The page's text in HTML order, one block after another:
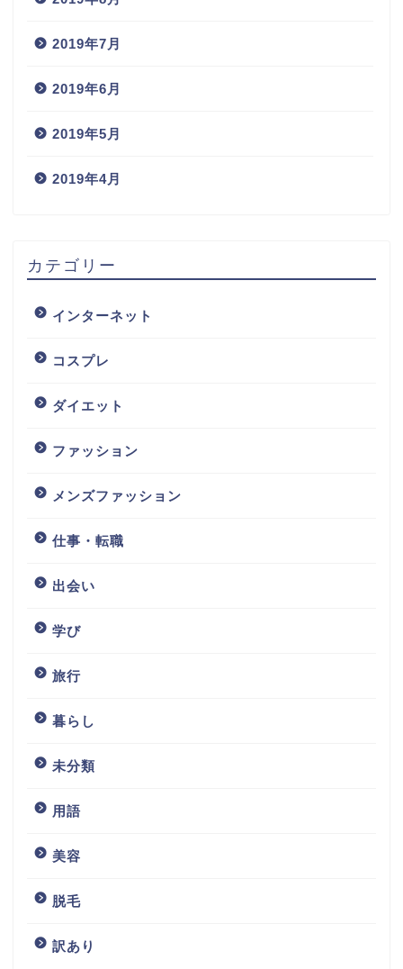
2019年7月
2019年6月
2019年5月
2019年4月
カテゴリー
インターネット
コスプレ
ダイエット
ファッション
メンズファッション
仕事・転職
出会い
学び
旅行
暮らし
未分類
用語
美容
脱毛
訳あり